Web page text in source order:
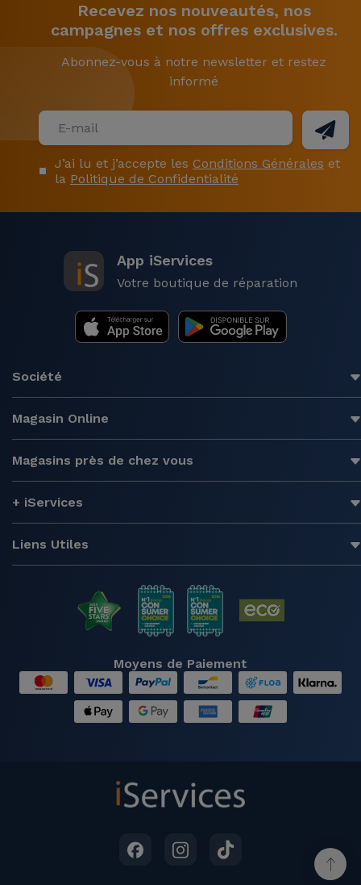
Recevez nos nouveautés, nos
campagnes et nos offres exclusives.
Abonnez-vous à notre newsletter et restez
informé
J’ai lu et j’accepte les Conditions Générales et
la Politique de Confidentialité
App iServices
Votre boutique de réparation
Société
Magasin Online
Magasins près de chez vous
+ iServices
Liens Utiles
Moyens de Paiement